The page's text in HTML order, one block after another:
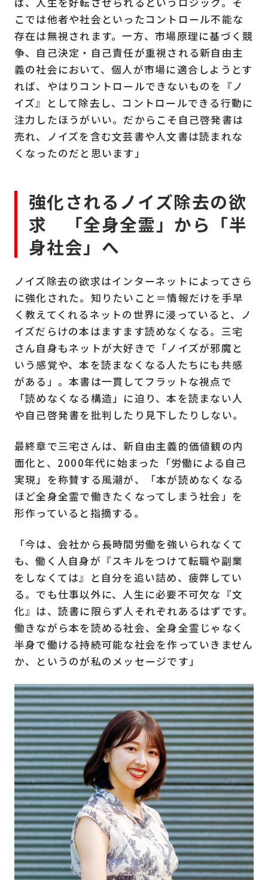
こでは他者や社会といったコントロール不能な
存在は無視されます。一方、市場原理に基づく競
争、自己決定・自己責任が重視される新自由主
義の社会において、個人が市場に適合しようとす
れば、やはりコントロールできないものを『ノ
イズ』として除去し、コントロールできる行動に
注力したほうがいい。だからこそ自己啓発書は
売れ、ノイズを含む文芸書や人文書は読まれな
くなったのだと思います」
強化されるノイズ除去の欲
求 「全身全霊」から「半
身社会」へ
ノイズ除去の欲求はインターネットによってさら
に強化された。知りたいこと＝情報だけを手早
く教えてくれるネットの世界に浸っていると、ノ
イズだらけの本はますます読めなくなる。三宅
さん自身もネットが大好きで「ノイズが邪魔と
いう感覚や、本を読まなくなる人たちにも共感
がある」。本書は一貫してフラットな視点で
「読めなくなる構造」に迫り、本を読まない人
や自己啓発書を批判したり見下したりしない。
最終章で三宅さんは、新自由主義的価値観の内
面化と、2000年代に始まった「労働による自己
実現」を称賛する風潮が、「本が読めなくなる
ほど全身全霊で働きたくなってしまう社会」を
形作っていると指摘する。
「今は、会社から長時間労働を強いられなくて
も、働く人自身が『スキルをつけて転職や副業
をしなくては』と自分を追い詰め、疲弊してい
る。でも仕事以外に、人生に必要不可欠な『文
化』は、読書に限らず人それぞれあるはずです。
働きながら本を読める社会、全身全霊じゃなく
半身で働ける持続可能な社会を作っていきません
か、というのが私のメッセージです」